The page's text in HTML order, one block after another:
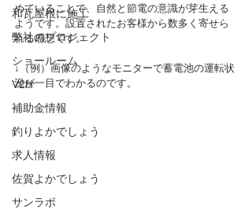
和瓦屋根に施工
弊社のプロジェクト
ショールーム
V2H
補助金情報
釣りよかでしょう
求人情報
佐賀よかでしょう
サンラボ
めていることで、自然と節電の意識が芽生える
ようです。設置されたお客様から数多く寄せら
れる感想です。
↓（例）画像のようなモニターで蓄電池の運転状
況が一目でわかるのです。